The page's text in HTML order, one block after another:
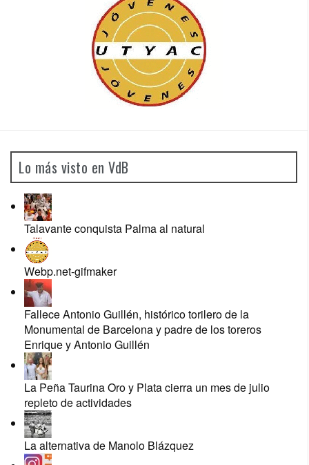
Lo más visto en VdB
Talavante conquista Palma al natural
Webp.net-gifmaker
Fallece Antonio Guillén, histórico torilero de la
Monumental de Barcelona y padre de los toreros
Enrique y Antonio Guillén
La Peña Taurina Oro y Plata cierra un mes de julio
repleto de actividades
La alternativa de Manolo Blázquez